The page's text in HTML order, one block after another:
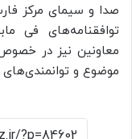
صدا و سیمای مرکز
توافقنامه‌های فی
معاونین نیز در
موضوع و توانمندی‌های